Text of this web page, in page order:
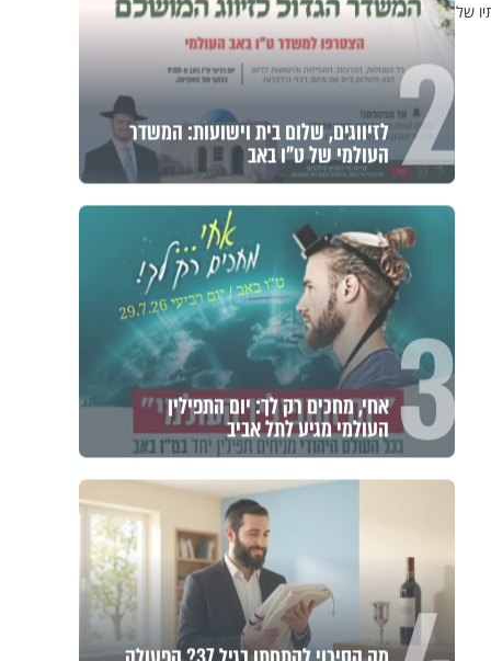
של
2 לזיווגים, שלום בית וישועות: המשדר
העולמי של ט"ו באב
3 אחי, מחכים רק לך: יום התפילין
העולמי מגיע לתל אביב
מה הסיכוי להתחתן בגיל 37? הפעולה